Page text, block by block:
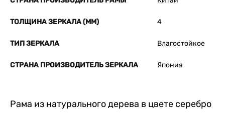
ТОЛЩИНА ЗЕРКАЛА (ММ) 4
ТИП ЗЕРКАЛА Влагостойкое
СТРАНА ПРОИЗВОДИТЕЛЬ ЗЕРКАЛА Япония
Рама из натурального дерева в цвете серебро